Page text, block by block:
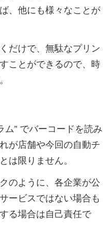
、他にも様々なことが
だけで、無駄なプリン
ことができるので、時
ム” でバーコードを読み
が店舗や今回の自動チ
は限りません。
のように、各企業が公
ービスではない場合も
る場合は自己責任で